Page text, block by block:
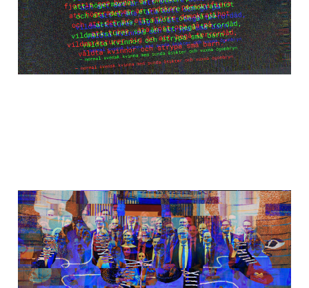
Att älska en son med
vit makt-flöde
02 jul 20256 min read